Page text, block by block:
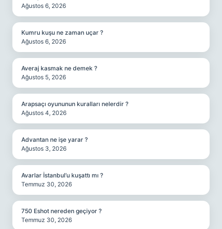
Ağustos 6, 2026
Kumru kuşu ne zaman uçar ?
Ağustos 6, 2026
Averaj kasmak ne demek ?
Ağustos 5, 2026
Arapsaçı oyununun kuralları nelerdir ?
Ağustos 4, 2026
Advantan ne işe yarar ?
Ağustos 3, 2026
Avarlar İstanbul’u kuşattı mı ?
Temmuz 30, 2026
750 Eshot nereden geçiyor ?
Temmuz 30, 2026